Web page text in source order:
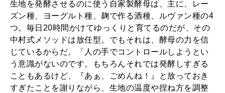
生地を発酵させるのに使う自家製酵母は、主に、レー
ズン種、ヨーグルト種、麹で作る酒種、ルヴァン種の4
つ。毎日20時間かけてゆっくりと育てるのだが、その
中村式メソッドは放任型。でもそれは、酵母の力を信
じているからだ。「人の手でコントロールしようとい
う意識がないのです。もちろんそれでは発酵しすぎる
こともあるけど、『あぁ、ごめんね！』と放っておき
すぎたことを謝りながら、生地の温度や捏ね方を調整